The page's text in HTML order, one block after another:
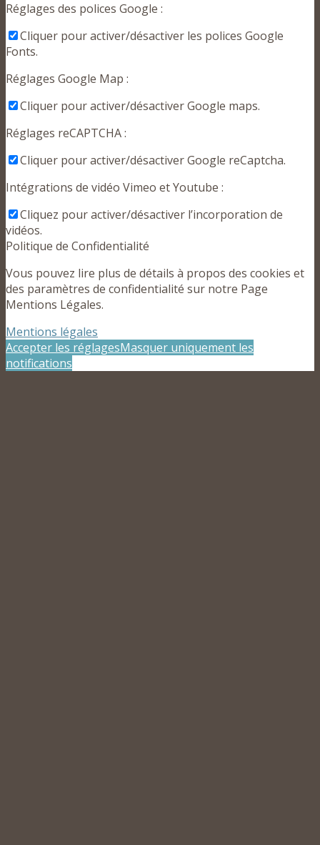
Réglages des polices Google :
Cliquer pour activer/désactiver les polices Google
Fonts.
Réglages Google Map :
Cliquer pour activer/désactiver Google maps.
Réglages reCAPTCHA :
Cliquer pour activer/désactiver Google reCaptcha.
Intégrations de vidéo Vimeo et Youtube :
Cliquez pour activer/désactiver l’incorporation de
vidéos.
Politique de Confidentialité
Vous pouvez lire plus de détails à propos des cookies et
des paramètres de confidentialité sur notre Page
Mentions Légales.
Mentions légales
Accepter les réglagesMasquer uniquement les
notifications